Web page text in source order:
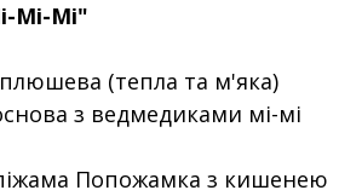
Мі-Мі"
(тепла та м'яка)
з ведмедиками мі-мі
Попожамка з кишенею